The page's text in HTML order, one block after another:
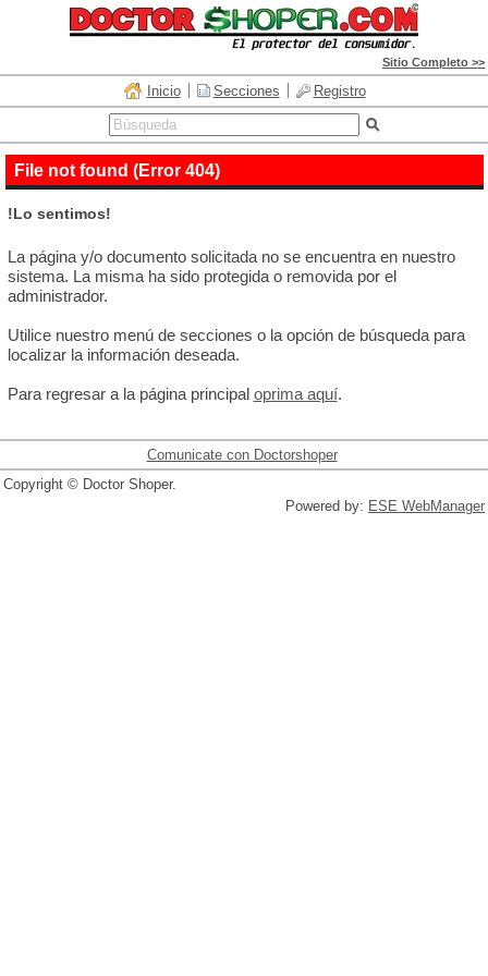
Sitio Completo >>
Inicio Secciones Registro
File not found (Error 404)
!Lo sentimos!
La página y/o documento solicitada no se encuentra en nuestro
sistema. La misma ha sido protegida o removida por el
administrador.
Utilice nuestro menú de secciones o la opción de búsqueda para
localizar la información deseada.
Para regresar a la página principal oprima aquí.
Comunicate con Doctorshoper
Copyright © Doctor Shoper.
Powered by: ESE WebManager